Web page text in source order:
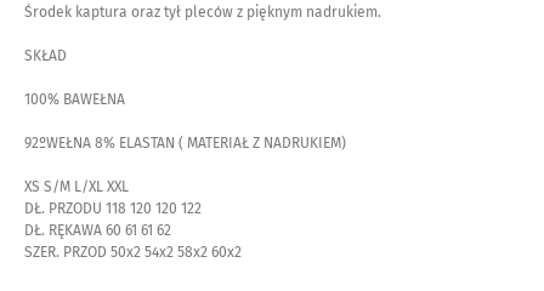
Środek kaptura oraz tył pleców z pięknym nadrukiem.
SKŁAD
100% BAWEŁNA
92ºWEŁNA 8% ELASTAN ( MATERIAŁ Z NADRUKIEM)
XS S/M L/XL XXL
DŁ. PRZODU 118 120 120 122
DŁ. RĘKAWA 60 61 61 62
SZER. PRZOD 50x2 54x2 58x2 60x2